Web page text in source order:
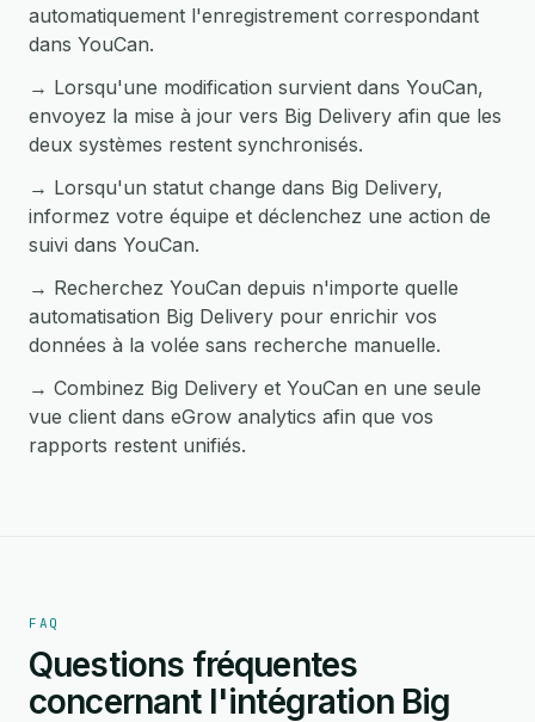
automatiquement l'enregistrement correspondant
dans YouCan.
→ Lorsqu'une modification survient dans YouCan,
envoyez la mise à jour vers Big Delivery afin que les
deux systèmes restent synchronisés.
→ Lorsqu'un statut change dans Big Delivery,
informez votre équipe et déclenchez une action de
suivi dans YouCan.
→ Recherchez YouCan depuis n'importe quelle
automatisation Big Delivery pour enrichir vos
données à la volée sans recherche manuelle.
→ Combinez Big Delivery et YouCan en une seule
vue client dans eGrow analytics afin que vos
rapports restent unifiés.
FAQ
Questions fréquentes
concernant l'intégration Big